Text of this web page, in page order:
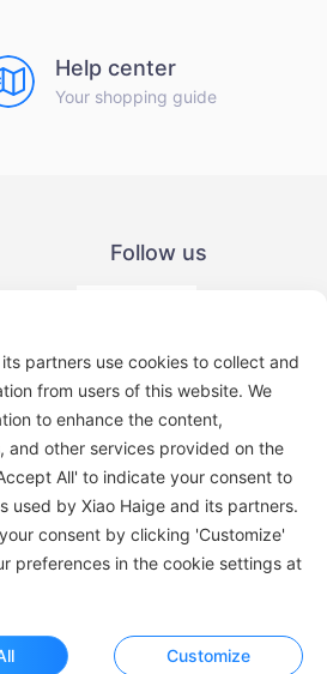
Help center
Your shopping guide
Follow us
WeChat Official Account
partners use cookies to collect and
from users of this website. We
to enhance the content,
and other services provided on the
All' to indicate your consent to
used by Xiao Haige and its partners.
consent by clicking 'Customize'
preferences in the cookie settings at
Customize